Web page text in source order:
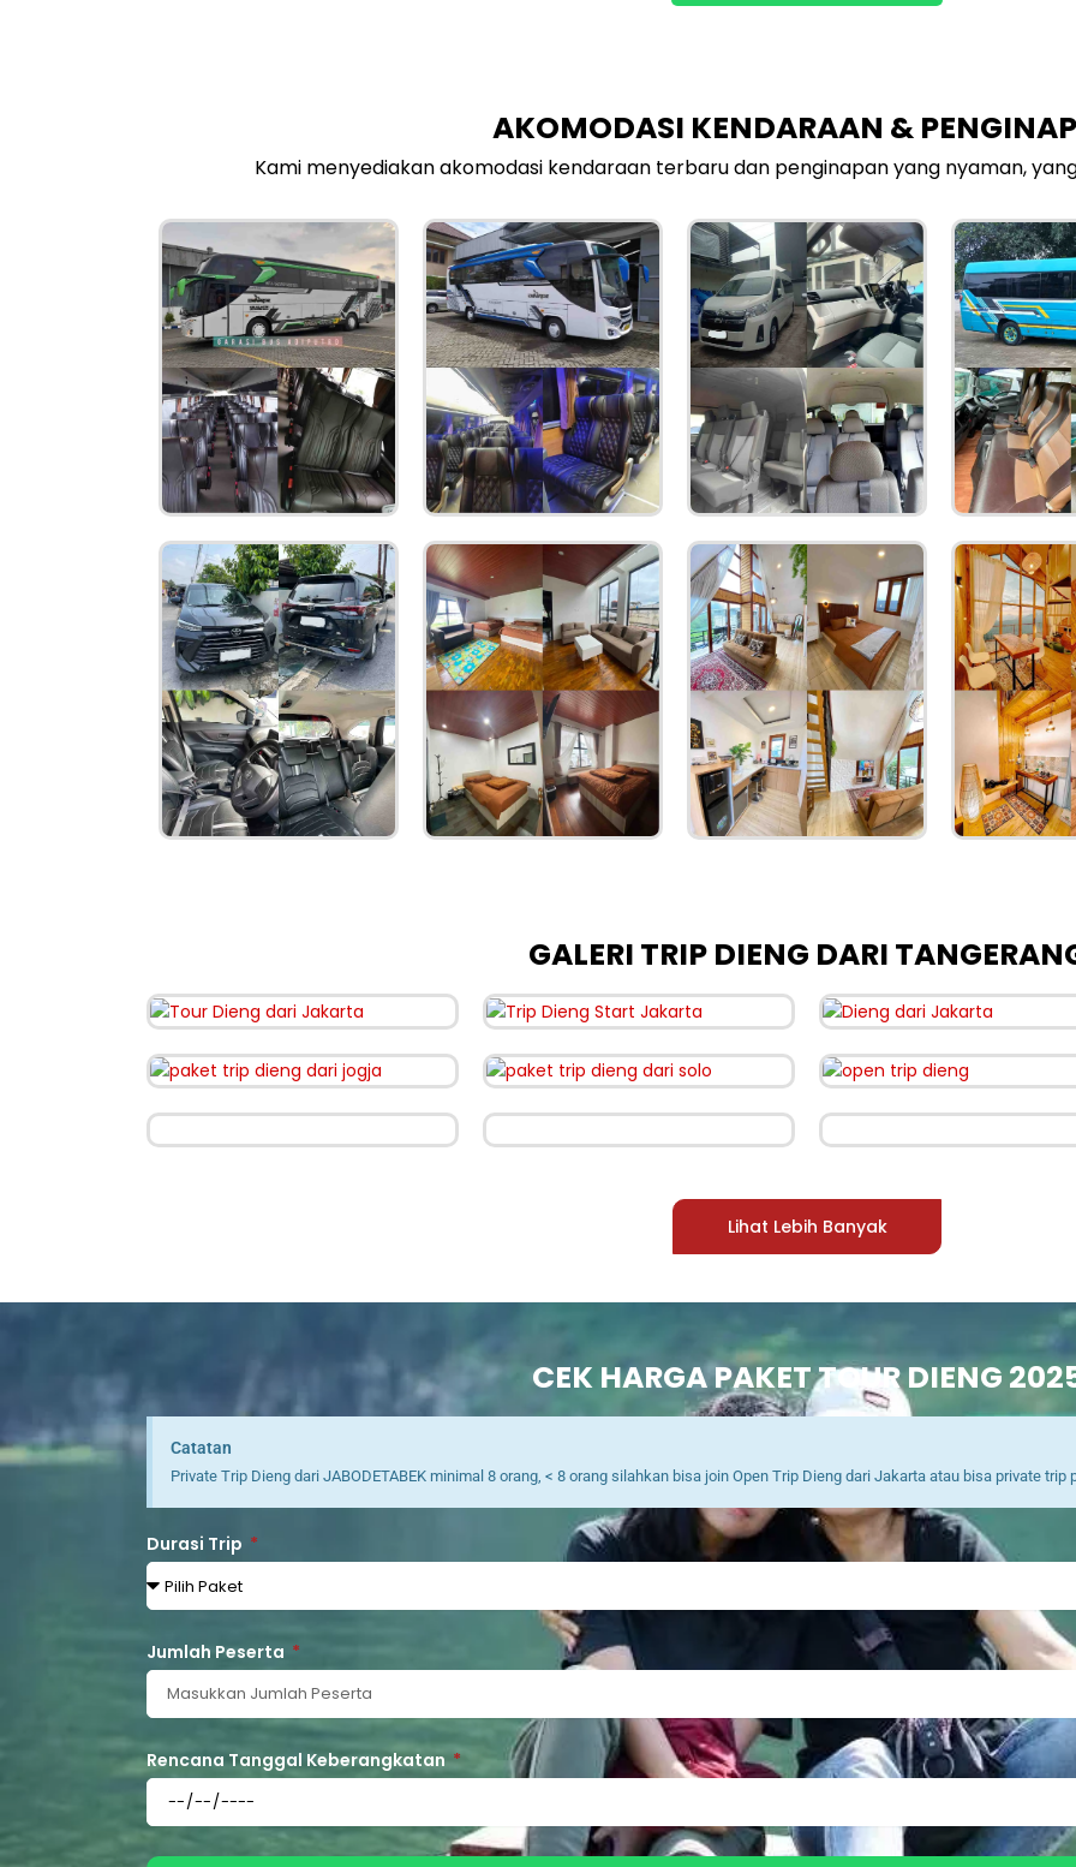
AKOMODASI KENDARAAN &
Kami menyediakan akomodasi kendaraan terbaru dan penginapan yang nyaman,
GALERI TRIP DIENG DARI
Lihat Lebih Banyak
CEK HARGA PAKET TOUR DIENG
Catatan
Private Trip Dieng dari JABODETABEK minimal 8 orang, < 8 orang silahkan bisa join Open Trip Dieng dari Jakarta atau bisa private
Durasi Trip
Jumlah Peserta
Rencana Tanggal Keberangkatan